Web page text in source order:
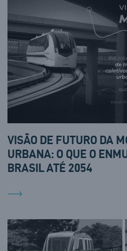
VISÃO DE FUTURO DA
URBANA: O QUE O
BRASIL ATÉ 2054